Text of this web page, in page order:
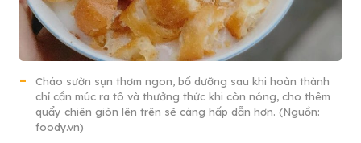
Cháo sườn sụn thơm ngon, bổ dưỡng sau khi hoàn thành
chỉ cần múc ra tô và thưởng thức khi còn nóng, cho thêm
quẩy chiên giòn lên trên sẽ càng hấp dẫn hơn. (Nguồn:
foody.vn)